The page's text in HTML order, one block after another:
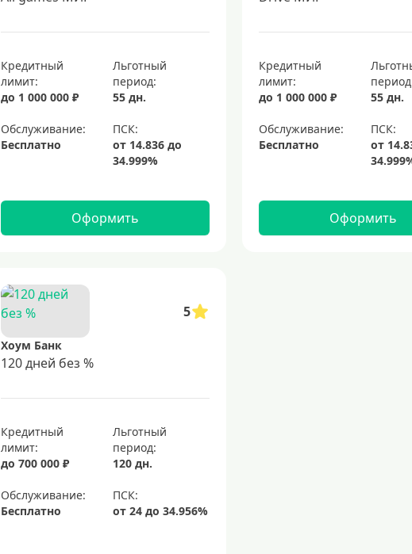
Кредитный
лимит:
до 1 000 000 ₽
Льготный
период:
55 дн.
Обслуживание:
Бесплатно
Оформить
Кредитный
лимит:
до 1 000 000 ₽
55 дн.
Обслуживание:
Бесплатно
Оформить
5
Хоум Банк
120 дней без %
Кредитный
лимит:
до 700 000 ₽
Льготный
период:
120 дн.
Обслуживание:
Бесплатно